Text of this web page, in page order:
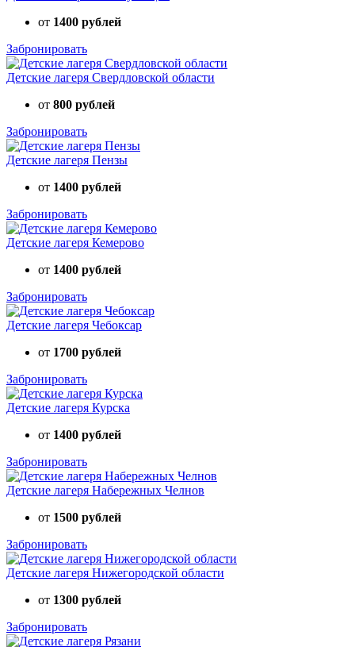
от 1400 рублей
Забронировать
Детские лагеря Свердловской области
от 800 рублей
Забронировать
Детские лагеря Пензы
от 1400 рублей
Забронировать
Детские лагеря Кемерово
от 1400 рублей
Забронировать
Детские лагеря Чебоксар
от 1700 рублей
Забронировать
Детские лагеря Курска
от 1400 рублей
Забронировать
Детские лагеря Набережных Челнов
от 1500 рублей
Забронировать
Детские лагеря Нижегородской области
от 1300 рублей
Забронировать